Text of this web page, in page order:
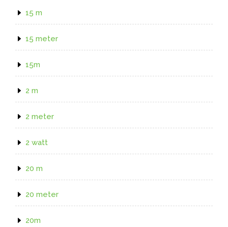
15 m
15 meter
15m
2 m
2 meter
2 watt
20 m
20 meter
20m